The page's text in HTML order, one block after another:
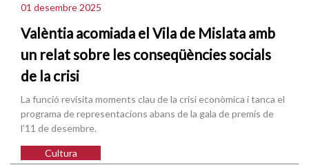
01 desembre 2025
Valèntia acomiada el Vila de Mislata amb
un relat sobre les conseqüències socials
de la crisi
La funció revisita moments clau de la crisi econòmica i tanca el
programa de representacions abans de la gala de premis de
l’11 de desembre.
Cultura